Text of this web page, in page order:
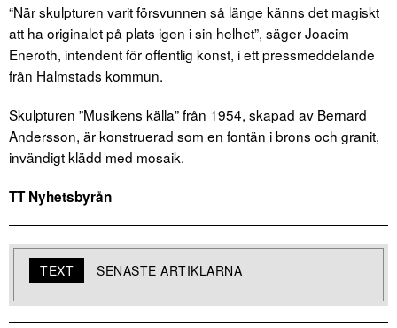
“När skulpturen varit försvunnen så länge känns det magiskt
att ha originalet på plats igen i sin helhet”, säger Joacim
Eneroth, intendent för offentlig konst, i ett pressmeddelande
från Halmstads kommun.
Skulpturen ”Musikens källa” från 1954, skapad av Bernard
Andersson, är konstruerad som en fontän i brons och granit,
invändigt klädd med mosaik.
TT Nyhetsbyrån
TEXT SENASTE ARTIKLARNA